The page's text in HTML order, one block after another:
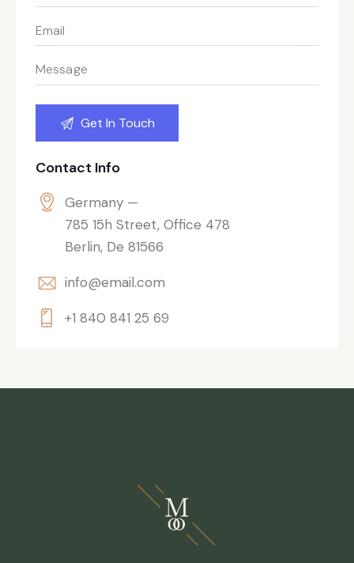
Contact Info
Germany —
785 15h Street, Office 478
Berlin, De 81566
info@email.com
+1 840 841 25 69